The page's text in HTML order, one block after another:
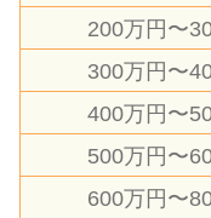
200万円〜
300万円〜
400万円〜
500万円〜
600万円〜